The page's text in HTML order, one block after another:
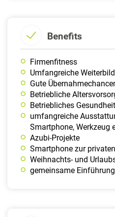
Benefits
Firmenfitness
Umfangreiche
Gute
Betriebliche
Betriebliches
umfangreiche
Smartphone, Werkzeug
Azubi-Projekte
Smartphone zur
Weihnachts- und
gemeinsame